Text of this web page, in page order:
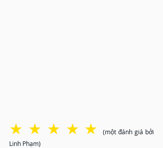
★ ★ ★ ★ ★
(một đánh giá bởi
Linh Phạm)